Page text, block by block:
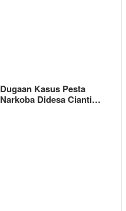
Dugaan Kasus Pesta
Narkoba Didesa Cianti…